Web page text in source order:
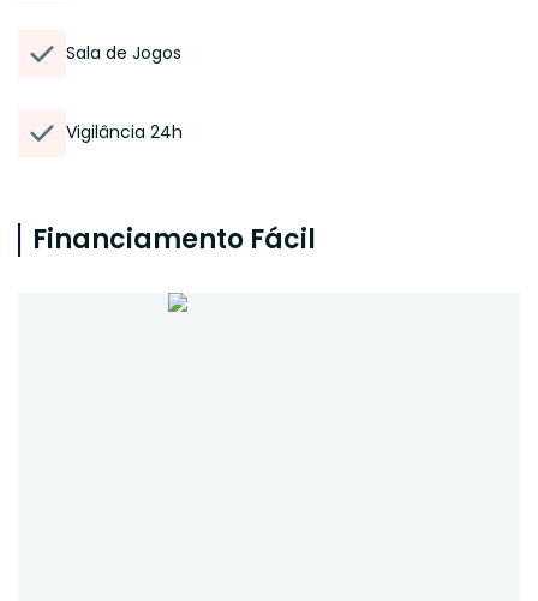
Sala de Jogos
Vigilância 24h
Financiamento Fácil